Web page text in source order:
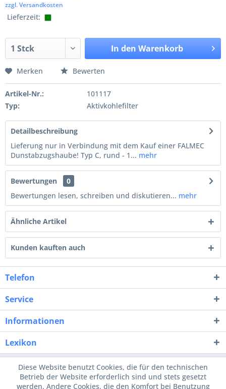
zzgl. Versandkosten
Lieferzeit:
In den Warenkorb
Merken Bewerten
Artikel-Nr.:
101117
Typ:
Aktivkohlefilter
Detailbeschreibung
Lieferung nur in Verbindung mit dem Kauf einer FALMEC
Dunstabzugshaube! Typ C, rund - 1... mehr
Bewertungen
0
Bewertungen lesen, schreiben und diskutieren... mehr
Ähnliche Artikel
Kunden kauften auch
Telefon
Service
Informationen
Lexikon
Diese Website benutzt Cookies, die für den technischen
Betrieb der Website erforderlich sind und stets gesetzt
werden. Andere Cookies, die den Komfort bei Benutzung